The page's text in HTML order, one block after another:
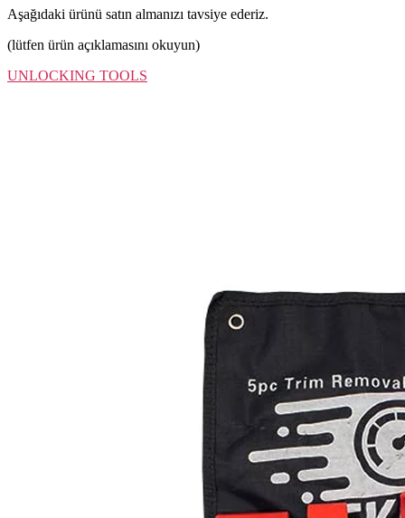
Aşağıdaki ürünü satın almanızı tavsiye ederiz.
(lütfen ürün açıklamasını okuyun)
UNLOCKING TOOLS